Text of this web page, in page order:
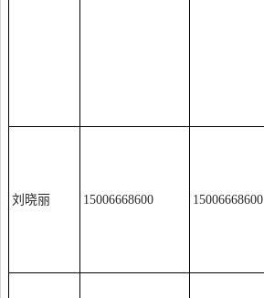
刘晓丽 15006668600 15006668600